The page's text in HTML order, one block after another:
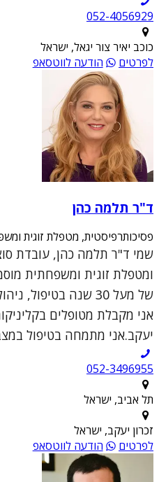
052-4056929
כוכב יאיר צור יגאל, ישראל
לפרטים
הודעה לווטסאפ
ד"ר תלמה כהן
פסיכותרפיסטית, מטפלת זוגית
ומטפלת זוגית ומשפחתית
של מעל 30 שנה
אני מקבלת מטופלים
יעקב.אני מתמחה בטיפול
052-3496955
תל אביב, ישראל
זכרון יעקב, ישראל
לפרטים
הודעה לווטסאפ